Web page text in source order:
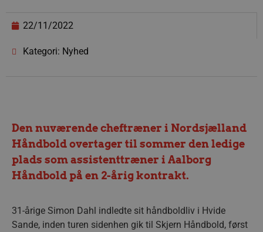
22/11/2022
Kategori: Nyhed
Den nuværende cheftræner i Nordsjælland
Håndbold overtager til sommer den ledige
plads som assistenttræner i Aalborg
Håndbold på en 2-årig kontrakt.
31-årige Simon Dahl indledte sit håndboldliv i Hvide
Sande, inden turen sidenhen gik til Skjern Håndbold, først